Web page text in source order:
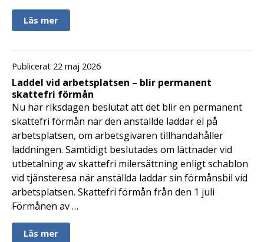
Läs mer
Publicerat 22 maj 2026
Laddel vid arbetsplatsen – blir permanent
skattefri förmån
Nu har riksdagen beslutat att det blir en permanent
skattefri förmån när den anställde laddar el på
arbetsplatsen, om arbetsgivaren tillhandahåller
laddningen. Samtidigt beslutades om lättnader vid
utbetalning av skattefri milersättning enligt schablon
vid tjänsteresa när anställda laddar sin förmånsbil vid
arbetsplatsen. Skattefri förmån från den 1 juli
Förmånen av …
Läs mer